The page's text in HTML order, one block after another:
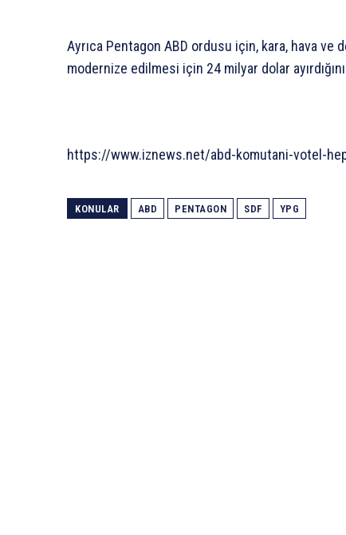
Ayrıca Pentagon ABD ordusu için, kara, hava
modernize edilmesi için 24 milyar dolar
https://www.iznews.net/abd-komutani-votel-
KONULAR ABD PENTAGON SDF YPG